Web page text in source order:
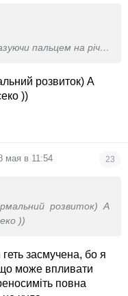
пальцем на річ
завчене…я чесно хз
таких малих не має,
розвиток) А
))
мая в 11:54 23
розвиток) А
))
засмучена, бо я
може впливати
повна